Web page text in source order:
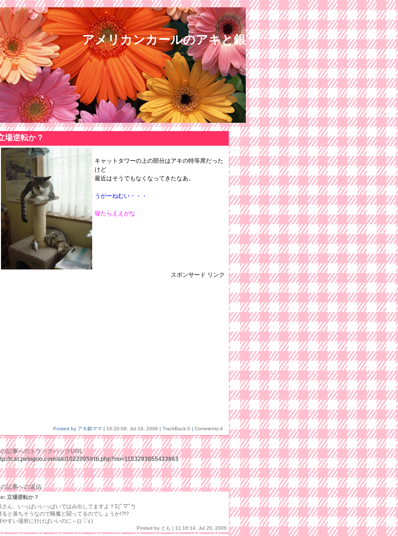
アメリカンカールのアキと銀
場逆転か？
キャットタワーの上の部分はアキの特等席だった
けど
最近はそうでもなくなってきたなあ。
うがーねむい・・・
寝たらええがな
スポンサード リンク
Posted by アキ銀ママ | 16:20:08, Jul 19, 2006 | TrackBack:0 | Comments:4
記事へのトラックバックURL
cat.pelogoo.com/aki1022005/rtb.php?no=1153293855433663
記事への返信
立場逆転か？
さん、いっぱいいっぱいではみ出してますよ？Σ(ﾟ▽ﾟ*)
ると落ちそうなので睡魔と闘ってるのでしょうか!?!?
やすい場所に行けばいいのに～(≧▽≦)
Posted by とも | 11:16:14, Jul 20, 2006